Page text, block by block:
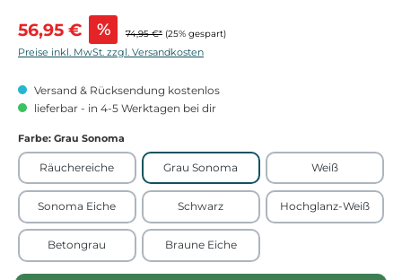
Verkaufspreis:
56,95 € % 74,95 €* (25% gespart)
Preise inkl. MwSt. zzgl. Versandkosten
Versand & Rücksendung kostenlos
lieferbar - in 4-5 Werktagen bei dir
Farbe: Grau Sonoma
Räuchereiche Grau Sonoma Weiß
Sonoma Eiche Schwarz Hochglanz-Weiß
Betongrau Braune Eiche